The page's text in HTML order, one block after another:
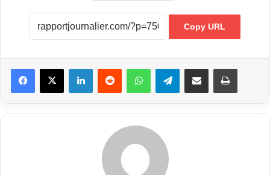
Copy URL
LinkedinReddit WhatsAppTelegramPartager par email Imprimer